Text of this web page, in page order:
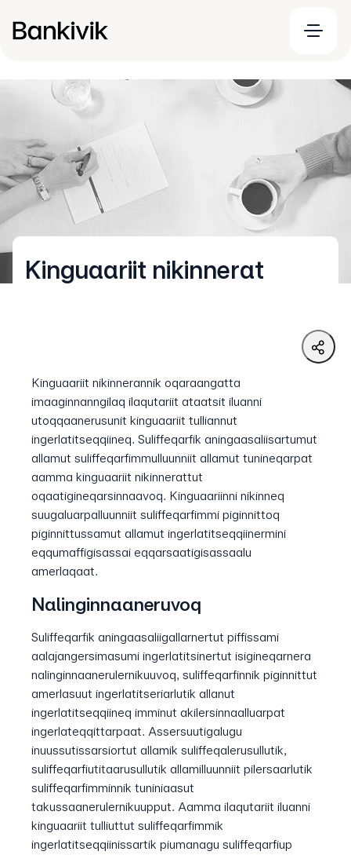
Kinguaariit nikinnerat
Kinguaariit nikinnerannik oqaraangatta
imaaginnanngilaq ilaqutariit ataatsit iluanni
utoqqaanerusunit kinguaariit tulliannut
ingerlatitseqqiineq. Suliffeqarfik aningaasaliisartumut
allamut suliffeqarfimmulluunniit allamut tunineqarpat
aamma kinguaariit nikinnerattut
oqaatigineqarsinnaavoq. Kinguaariinni nikinneq
suugaluarpalluunniit suliffeqarfimmi piginnittoq
piginnittussamut allamut ingerlatitseqqiinermini
eqqumaffigisassai eqqarsaatigisassaalu
amerlaqaat.
Nalinginnaaneruvoq
Suliffeqarfik aningaasaliigallarnertut piffissami
aalajangersimasumi ingerlatitsinertut isigineqarnera
nalinginnaanerulernikuuvoq, suliffeqarfinnik piginnittut
amerlasuut ingerlatitseriarlutik allanut
ingerlatitseqqiineq imminut akilersinnaalluarpat
ingerlateqqittarpaat. Assersuutigalugu
inuussutissarsiortut allamik suliffeqalerusullutik,
suliffeqarfiutitaarusullutik allamilluunniit pilersaarlutik
suliffeqarfimminnik tuniniaasut
takussaanerulernikuupput. Aamma ilaqutariit iluanni
kinguaariit tulliuttut suliffeqarfimmik
ingerlatitseqqiinissartik piumanagu suliffeqarfiup